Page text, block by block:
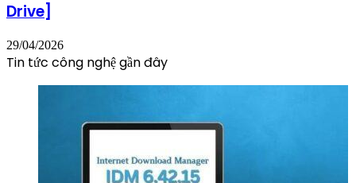
Drive]
29/04/2026
Tin tức công nghệ gần đây